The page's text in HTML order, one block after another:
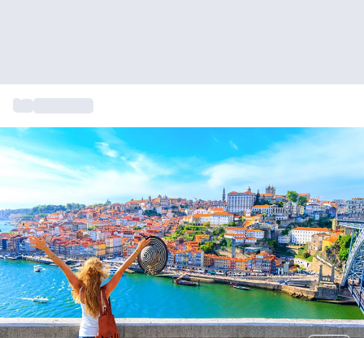
...